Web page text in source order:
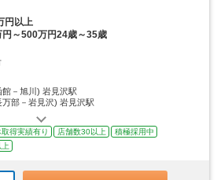
円以上
円～500万円24歳～35歳
館－旭川) 岩見沢駅
万部－岩見沢) 岩見沢駅
得実績有り 店舗数30以上
積極採用中